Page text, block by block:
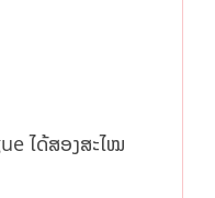
ໄດ້ສອງສະໄໝ